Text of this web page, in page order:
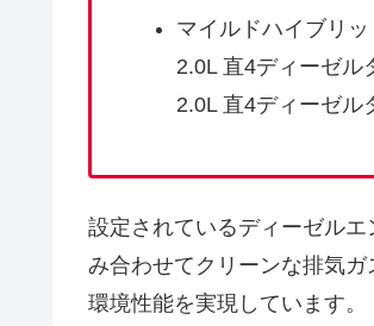
マイルドハイブリッ
2.0L 直4ディーゼル
2.0L 直4ディーゼル
設定されているディーゼル
み合わせてクリーンな排気
環境性能を実現しています。